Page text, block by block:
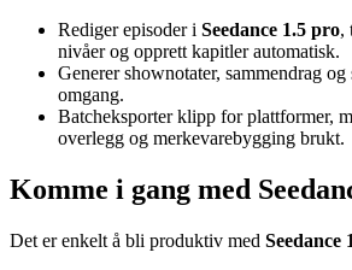
Rediger episoder i Seedance 1.5 pro,
nivåer og opprett kapitler automatisk.
Generer shownotater, sammendrag
omgang.
Batcheksporter klipp for plattformer,
overlegg og merkevarebygging brukt.
Komme i gang med
Det er enkelt å bli produktiv med Seedance